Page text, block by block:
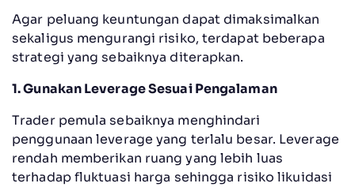
Agar peluang keuntungan dapat dimaksimalkan
sekaligus mengurangi risiko, terdapat beberapa
strategi yang sebaiknya diterapkan.
1. Gunakan Leverage Sesuai Pengalaman
Trader pemula sebaiknya menghindari
penggunaan leverage yang terlalu besar. Leverage
rendah memberikan ruang yang lebih luas
terhadap fluktuasi harga sehingga risiko likuidasi